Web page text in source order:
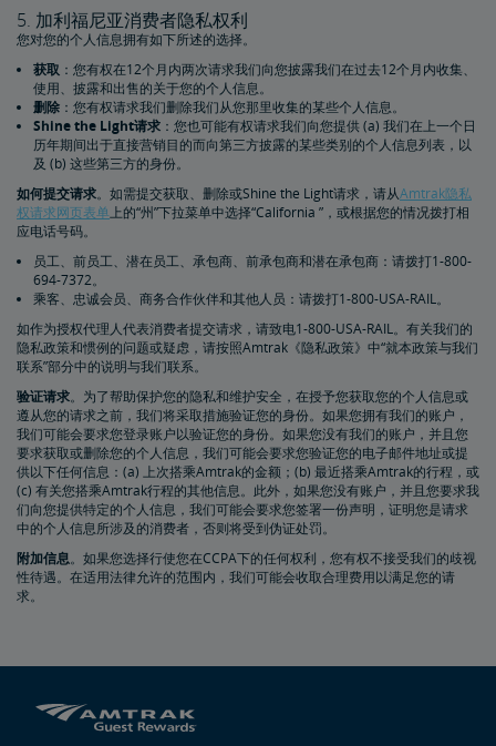
5. 加利福尼亚消费者隐私权利
您对您的个人信息拥有如下所述的选择。
获取 ：您有权在12个月内两次请求我们向您披露我们在过去12个月内收集、
使用、披露和出售的关于您的个人信息。
删除 ：您有权请求我们删除我们从您那里收集的某些个人信息。
Shine the Light请求 ：您也可能有权请求我们向您提供 (a) 我们在上一个日
历年期间出于直接营销目的而向第三方披露的某些类别的个人信息列表，以
及 (b) 这些第三方的身份。
如何提交请求。如需提交获取、删除或Shine the Light请求，请从Amtrak隐私
权请求网页表单上的“州”下拉菜单中选择“California ”，或根据您的情况拨打相
应电话号码。
员工、前员工、潜在员工、承包商、前承包商和潜在承包商：请拨打1-800-
694-7372。
乘客、忠诚会员、商务合作伙伴和其他人员：请拨打1-800-USA-RAIL。
如作为授权代理人代表消费者提交请求，请致电1-800-USA-RAIL。有关我们的
隐私政策和惯例的问题或疑虑，请按照Amtrak《隐私政策》中“就本政策与我们
联系​​​​​​​”部分中的说明与我们联系。
验证请求。为了帮助保护您的隐私和维护安全，在授予您获取您的个人信息或
遵从您的请求之前，我们将采取措施验证您的身份。如果您拥有我们的账户，
我们可能会要求您登录账户以验证您的身份。如果您没有我们的账户，并且您
要求获取或删除您的个人信息，我们可能会要求您验证您的电子邮件地址或提
供以下任何信息：(a) 上次搭乘Amtrak的金额；(b) 最近搭乘Amtrak的行程，或
(c) 有关您搭乘Amtrak行程的其他信息。此外，如果您没有账户，并且您要求我
们向您提供特定的个人信息，我们可能会要求您签署一份声明，证明您是请求
中的个人信息所涉及的消费者，否则将受到伪证处罚。
附加信息​​​​​​​。如果您选择行使您在CCPA下的任何权利，您有权不接受我们的歧视
性待遇。在适用法律允许的范围内，我们可能会收取合理费用以满足您的请
求。